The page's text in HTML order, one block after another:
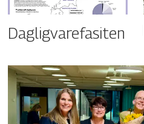
Dagligvarefasiten